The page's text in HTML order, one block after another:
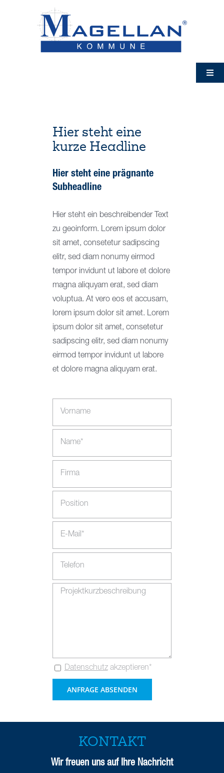
Hier steht eine
kurze Headline
Hier steht eine prägnante
Subheadline
Hier steht ein beschreibender Text
zu geoinform. Lorem ipsum dolor
sit amet, consetetur sadipscing
elitr, sed diam nonumy eirmod
tempor invidunt ut labore et dolore
magna aliquyam erat, sed diam
voluptua. At vero eos et accusam,
lorem ipsum dolor sit amet. Lorem
ipsum dolor sit amet, consetetur
sadipscing elitr, sed diam nonumy
eirmod tempor invidunt ut labore
et dolore magna aliquyam erat.
Datenschutzakzeptieren*
KONTAKT
Wir freuen uns auf Ihre Nachricht